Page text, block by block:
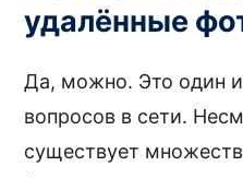
удалённые
Да, можно. Это один
вопросов в сети.
существует